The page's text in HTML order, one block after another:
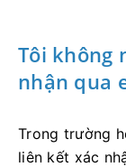
Tôi không
nhận qua
Trong trường
liên kết xác